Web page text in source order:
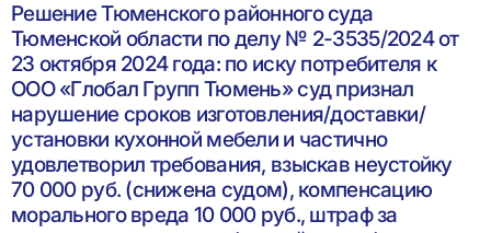
Решение Тюменского районного суда
Тюменской области по делу № 2-3535/2024 от
23 октября 2024 года: по иску потребителя к
ООО «Глобал Групп Тюмень» суд признал
нарушение сроков изготовления/доставки/
установки кухонной мебели и частично
удовлетворил требования, взыскав неустойку
70 000 руб. (снижена судом), компенсацию
морального вреда 10 000 руб., штраф за